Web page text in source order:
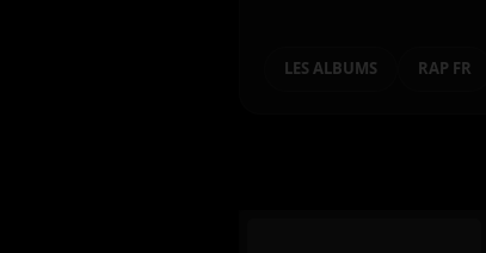
LES ALBUMS RAP FR